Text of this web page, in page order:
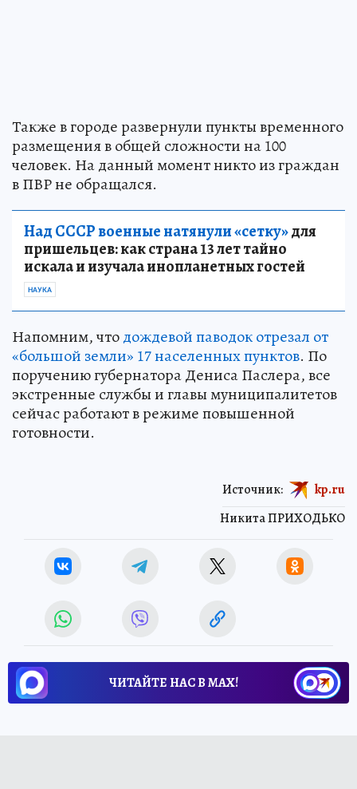
Также в городе развернули пункты временного
размещения в общей сложности на 100
человек. На данный момент никто из граждан
в ПВР не обращался.
Над СССР военные натянули «сетку»для
пришельцев: как страна 13 лет тайно
искала и изучала инопланетных гостей
НАУКА
Напомним, чтодождевой паводок отрезал от
«большой земли» 17 населенных пунктов. По
поручению губернатора Дениса Паслера, все
экстренные службы и главы муниципалитетов
сейчас работают в режиме повышенной
готовности.
Никита ПРИХОДЬКО
Источник: kp.ru
ЧИТАЙТЕ НАС В МАХ!